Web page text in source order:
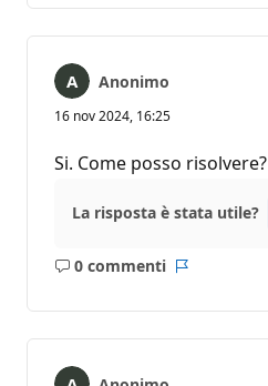
Anonimo
16 nov 2024, 16:25
Si. Come posso risolvere?
La risposta è stata utile?
0 commenti
Nessun